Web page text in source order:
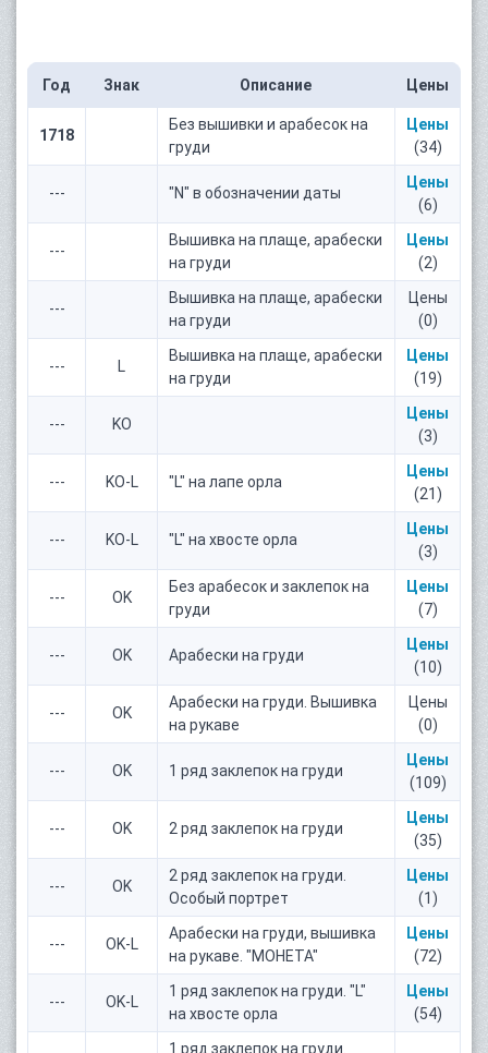
Год Знак Описание Цены
1718
Без вышивки и арабесок на
груди
Цены
(34)
--- "N" в обозначении даты
Цены
(6)
---
Вышивка на плаще, арабески
на груди
Цены
(2)
---
Вышивка на плаще, арабески
на груди
Цены
(0)
--- L
Вышивка на плаще, арабески
на груди
Цены
(19)
--- KO
Цены
(3)
--- KO-L "L" на лапе орла
Цены
(21)
--- KO-L "L" на хвосте орла
Цены
(3)
--- OK
Без арабесок и заклепок на
груди
Цены
(7)
--- OK Арабески на груди
Цены
(10)
--- OK
Арабески на груди. Вышивка
на рукаве
Цены
(0)
--- OK 1 ряд заклепок на груди
Цены
(109)
--- OK 2 ряд заклепок на груди
Цены
(35)
--- OK
2 ряд заклепок на груди.
Особый портрет
Цены
(1)
--- OK-L
Арабески на груди, вышивка
на рукаве. "МОНЕТА"
Цены
(72)
--- OK-L
1 ряд заклепок на груди. "L"
на хвосте орла
Цены
(54)
1 ряд заклепок на груди.